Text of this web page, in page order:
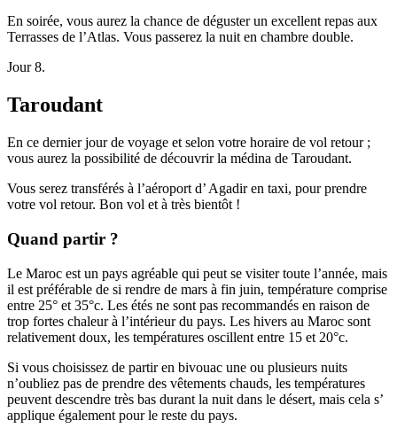
En soirée, vous aurez la chance de déguster un excellent repas aux
Terrasses de l’Atlas. Vous passerez la nuit en chambre double.
Jour 8.
Taroudant
En ce dernier jour de voyage et selon votre horaire de vol retour ;
vous aurez la possibilité de découvrir la médina de Taroudant.
Vous serez transférés à l’aéroport d’ Agadir en taxi, pour prendre
votre vol retour. Bon vol et à très bientôt !
Quand partir ?
Le Maroc est un pays agréable qui peut se visiter toute l’année, mais
il est préférable de si rendre de mars à fin juin, température comprise
entre 25° et 35°c. Les étés ne sont pas recommandés en raison de
trop fortes chaleur à l’intérieur du pays. Les hivers au Maroc sont
relativement doux, les températures oscillent entre 15 et 20°c.
Si vous choisissez de partir en bivouac une ou plusieurs nuits
n’oubliez pas de prendre des vêtements chauds, les températures
peuvent descendre très bas durant la nuit dans le désert, mais cela s’
applique également pour le reste du pays.